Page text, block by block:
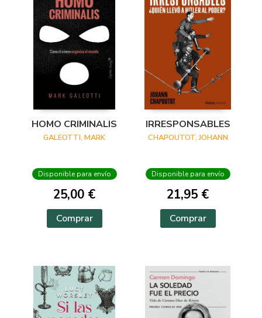
HOMO CRIMINALIS
GALEOTTI, MARK
Disponible para envío
25,00 €
Comprar
IRRESPONSABLES
CHAPOUTOT, JOHANN
Disponible para envío
21,95 €
Comprar